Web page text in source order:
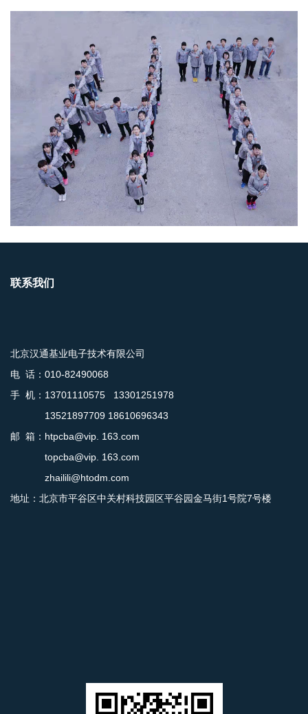
联系我们
北京汉通基业电子技术有限公司
电 话：010-82490068
手 机：13701110575 13301251978
13521897709 18610696343
邮 箱：htpcba@vip. 163.com
topcba@vip. 163.com
zhailili@htodm.com
地址：北京市平谷区中关村科技园区平谷园金马街1号院7号楼